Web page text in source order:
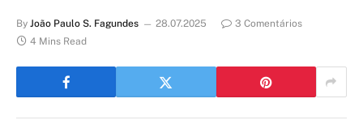
By João Paulo S. Fagundes 28.07.2025
3 Comentários
4 Mins Read